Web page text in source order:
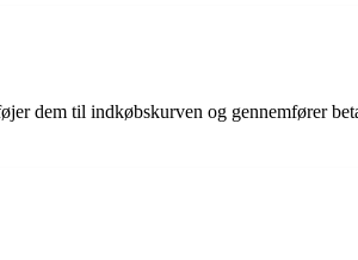
dem til indkøbskurven og gennemfører